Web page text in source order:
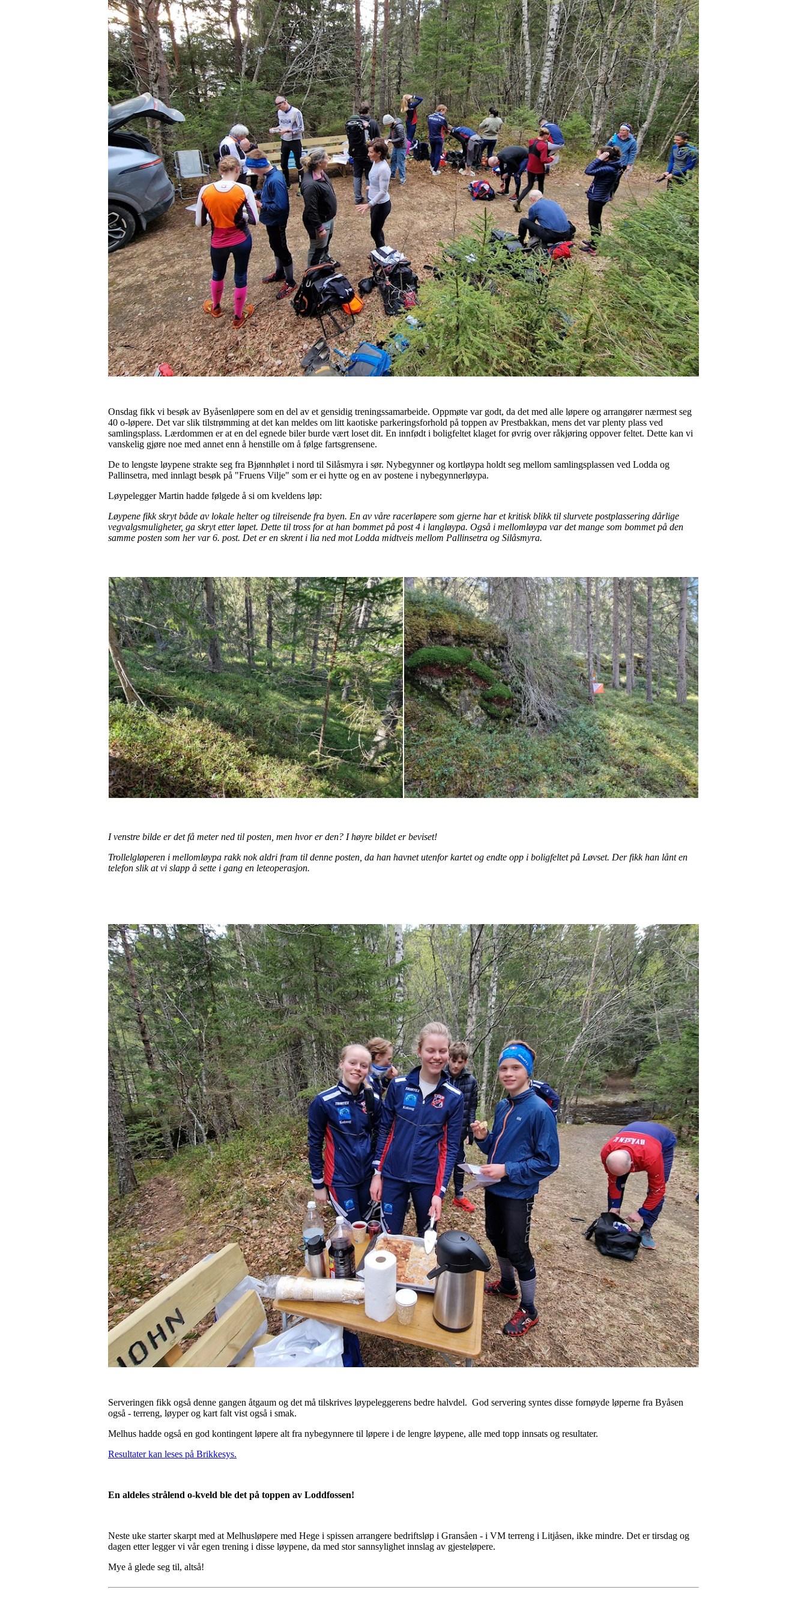
Onsdag fikk vi besøk av Byåsenløpere som en del av et gensidig treningssamarbeide. Oppmøte var godt, da det med alle løpere og arrangører nærmest seg
40 o-løpere. Det var slik tilstrømming at det kan meldes om litt kaotiske parkeringsforhold på toppen av Prestbakkan, mens det var plenty plass ved
samlingsplass. Lærdommen er at en del egnede biler burde vært loset dit. En innfødt i boligfeltet klaget for øvrig over råkjøring oppover feltet. Dette kan vi
vanskelig gjøre noe med annet enn å henstille om å følge fartsgrensene.
De to lengste løypene strakte seg fra Bjønnhølet i nord til Silåsmyra i sør. Nybegynner og kortløypa holdt seg mellom samlingsplassen ved Lodda og
Pallinsetra, med innlagt besøk på "Fruens Vilje" som er ei hytte og en av postene i nybegynnerløypa.
Løypelegger Martin hadde følgede å si om kveldens løp:
Løypene fikk skryt både av lokale helter og tilreisende fra byen. En av våre racerløpere som gjerne har et kritisk blikk til slurvete postplassering dårlige
vegvalgsmuligheter, ga skryt etter løpet. Dette til tross for at han bommet på post 4 i langløypa. Også i mellomløypa var det mange som bommet på den
samme posten som her var 6. post. Det er en skrent i lia ned mot Lodda midtveis mellom Pallinsetra og Silåsmyra.
I venstre bilde er det få meter ned til posten, men hvor er den? I høyre bildet er beviset!
Trollelgløperen i mellomløypa rakk nok aldri fram til denne posten, da han havnet utenfor kartet og endte opp i boligfeltet på Løvset. Der fikk han lånt en
telefon slik at vi slapp å sette i gang en leteoperasjon.
Serveringen fikk også denne gangen åtgaum og det må tilskrives løypeleggerens bedre halvdel. God servering syntes disse fornøyde løperne fra Byåsen
også - terreng, løyper og kart falt vist også i smak.
Melhus hadde også en god kontingent løpere alt fra nybegynnere til løpere i de lengre løypene, alle med topp innsats og resultater.
Resultater kan leses på Brikkesys.
En aldeles strålend o-kveld ble det på toppen av Loddfossen!
Neste uke starter skarpt med at Melhusløpere med Hege i spissen arrangere bedriftsløp i Gransåen - i VM terreng i Litjåsen, ikke mindre. Det er tirsdag og
dagen etter legger vi vår egen trening i disse løypene, da med stor sannsylighet innslag av gjesteløpere.
Mye å glede seg til, altså!